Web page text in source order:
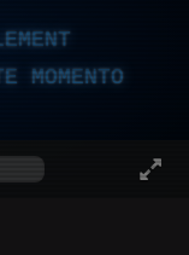
MOMENTO